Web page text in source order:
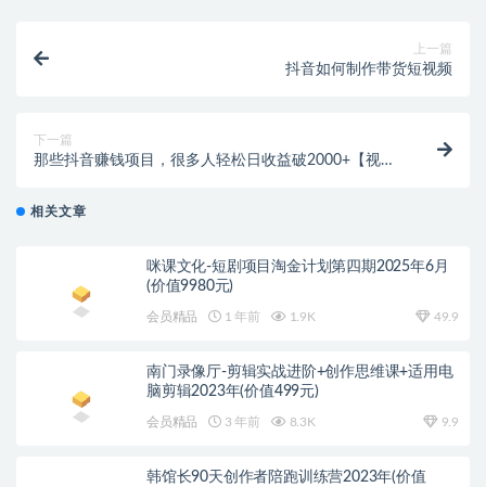
上一篇
抖音如何制作带货短视频
下一篇
那些抖音赚钱项目，很多人轻松日收益破2000+【视频
相关文章
咪课文化-短剧项目淘金计划第四期2025年6月
(价值9980元)
会员精品 1 年前 1.9K 49.9
南门录像厅-剪辑实战进阶+创作思维课+适用电
脑剪辑2023年(价值499元)
会员精品 3 年前 8.3K 9.9
韩馆长90天创作者陪跑训练营2023年(价值